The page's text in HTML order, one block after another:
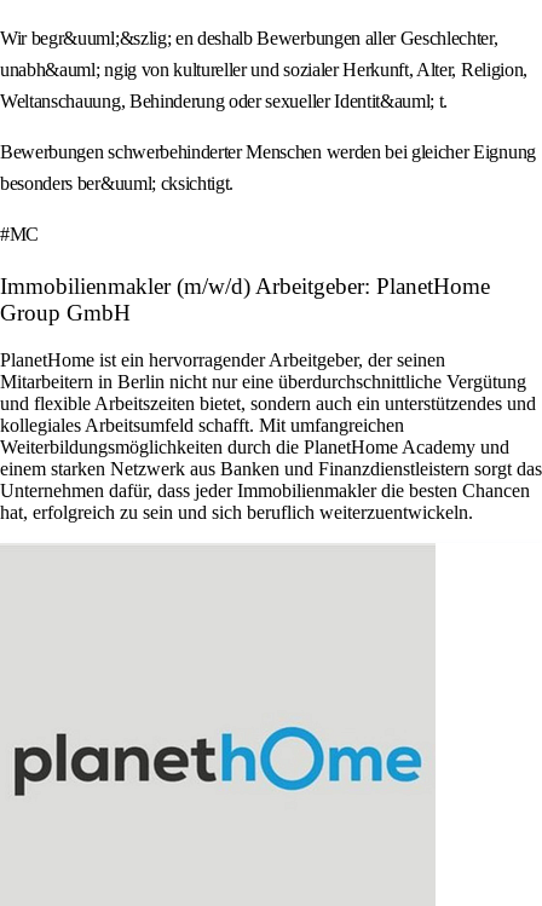
Wir begr&uuml;&szlig; en deshalb Bewerbungen aller Geschlechter,
unabh&auml; ngig von kultureller und sozialer Herkunft, Alter, Religion,
Weltanschauung, Behinderung oder sexueller Identit&auml; t.
Bewerbungen schwerbehinderter Menschen werden bei gleicher Eignung
besonders ber&uuml; cksichtigt.
#MC
Immobilienmakler (m/w/d) Arbeitgeber: PlanetHome
Group GmbH
PlanetHome ist ein hervorragender Arbeitgeber, der seinen
Mitarbeitern in Berlin nicht nur eine überdurchschnittliche Vergütung
und flexible Arbeitszeiten bietet, sondern auch ein unterstützendes und
kollegiales Arbeitsumfeld schafft. Mit umfangreichen
Weiterbildungsmöglichkeiten durch die PlanetHome Academy und
einem starken Netzwerk aus Banken und Finanzdienstleistern sorgt das
Unternehmen dafür, dass jeder Immobilienmakler die besten Chancen
hat, erfolgreich zu sein und sich beruflich weiterzuentwickeln.